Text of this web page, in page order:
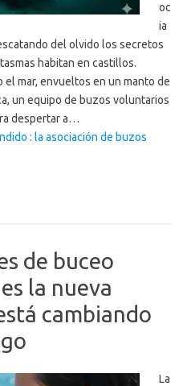
oc
ia
del olvido los secretos
habitan en castillos.
mar, envueltos en un manto de
un equipo de buzos voluntarios
despertar a…
: la asociación de buzos
de buceo
la nueva
cambiando
La